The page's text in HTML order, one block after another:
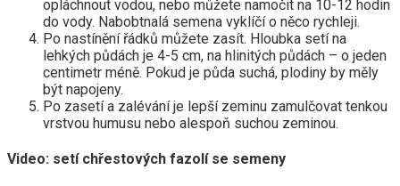
opláchnout vodou, nebo můžete namočit na 10-12 hodin
do vody. Nabobtnalá semena vyklíčí o něco rychleji.
Po nastínění řádků můžete zasít. Hloubka setí na
lehkých půdách je 4-5 cm, na hlinitých půdách – o jeden
centimetr méně. Pokud je půda suchá, plodiny by měly
být napojeny.
Po zasetí a zalévání je lepší zeminu zamulčovat tenkou
vrstvou humusu nebo alespoň suchou zeminou.
Video: setí chřestových fazolí se semeny